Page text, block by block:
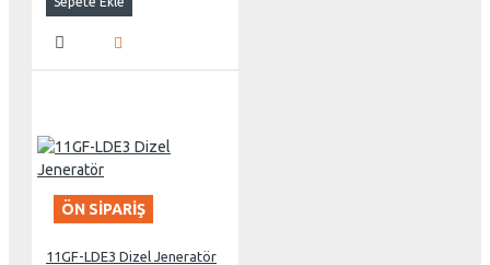
ÖN SIPARIŞ
11GF-LDE3 Dizel Jeneratör